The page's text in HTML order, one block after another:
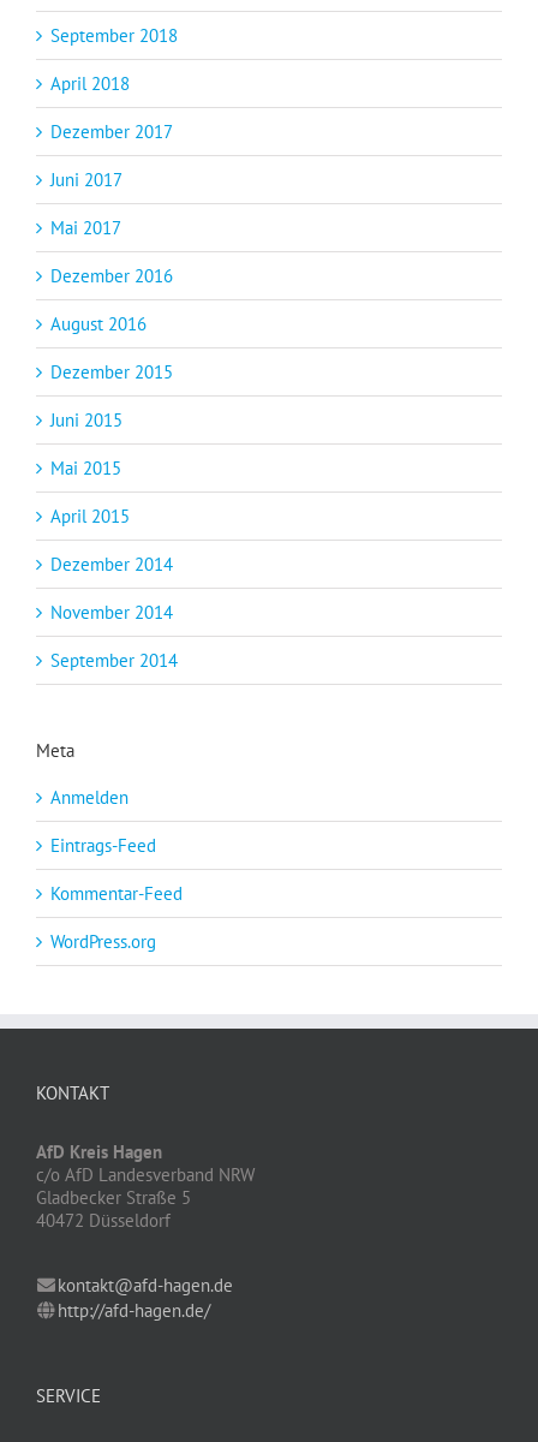
September 2018
April 2018
Dezember 2017
Juni 2017
Mai 2017
Dezember 2016
August 2016
Dezember 2015
Juni 2015
Mai 2015
April 2015
Dezember 2014
November 2014
September 2014
Meta
Anmelden
Eintrags-Feed
Kommentar-Feed
WordPress.org
KONTAKT
AfD Kreis Hagen
c/o AfD Landesverband NRW
Gladbecker Straße 5
40472 Düsseldorf
kontakt@afd-hagen.de
http://afd-hagen.de/
SERVICE